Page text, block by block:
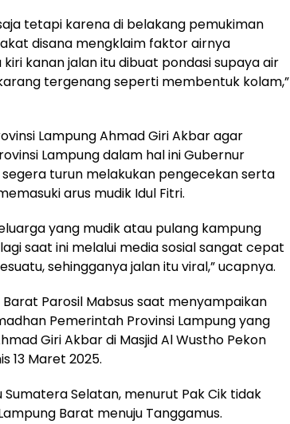
tetapi karena di belakang pemukiman
disana mengklaim faktor airnya
kanan jalan itu dibuat pondasi supaya air
tergenang seperti membentuk kolam,”
Lampung Ahmad Giri Akbar agar
Lampung dalam hal ini Gubernur
turun melakukan pengecekan serta
arus mudik Idul Fitri.
yang mudik atau pulang kampung
saat ini melalui media sosial sangat cepat
sehingganya jalan itu viral,” ucapnya.
Parosil Mabsus saat menyampaikan
Pemerintah Provinsi Lampung yang
Giri Akbar di Masjid Al Wustho Pekon
13 Maret 2025.
Selatan, menurut Pak Cik tidak
Barat menuju Tanggamus.